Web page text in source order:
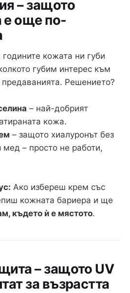
– защото
е още по-
кожата ни губи
губим интерес към
Решението?
– най-добрият
кожа.
– защото хиалуронът без
мед – просто не работи,
Ако избереш крем със
кожната бариера и ще
където ѝ е мястото.
– защото UV
за възрастта